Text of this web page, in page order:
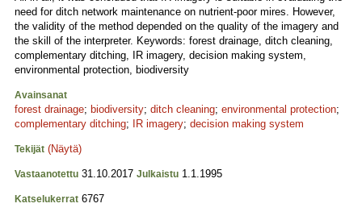
need for ditch network maintenance on nutrient-poor mires. However,
the validity of the method depended on the quality of the imagery and
the skill of the interpreter. Keywords: forest drainage, ditch cleaning,
complementary ditching, IR imagery, decision making system,
environmental protection, biodiversity
Avainsanat
forest drainage; biodiversity; ditch cleaning; environmental protection;
complementary ditching; IR imagery; decision making system
Tekijät (Näytä)
Vastaanotettu 31.10.2017 Julkaistu 1.1.1995
Katselukerrat 6767